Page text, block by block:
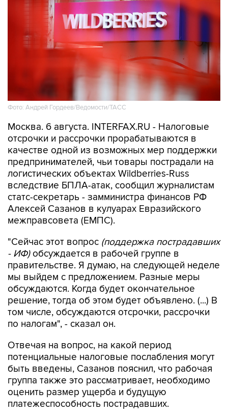
Фото: Андрей Гордеев/Ведомости/ТАСС
Москва. 6 августа. INTERFAX.RU - Налоговые
отсрочки и рассрочки прорабатываются в
качестве одной из возможных мер поддержки
предпринимателей, чьи товары пострадали на
логистических объектах Wildberries-Russ
вследствие БПЛА-атак, сообщил журналистам
статс-секретарь - замминистра финансов РФ
Алексей Сазанов в кулуарах Евразийского
межправсовета (ЕМПС).
"Сейчас этот вопрос (поддержка пострадавших
- ИФ)обсуждается в рабочей группе в
правительстве. Я думаю, на следующей неделе
мы выйдем с предложением. Разные меры
обсуждаются. Когда будет окончательное
решение, тогда об этом будет объявлено. (...) В
том числе, обсуждаются отсрочки, рассрочки
по налогам", - сказал он.
Отвечая на вопрос, на какой период
потенциальные налоговые послабления могут
быть введены, Сазанов пояснил, что рабочая
группа также это рассматривает, необходимо
оценить размер ущерба и будущую
платежеспособность пострадавших.